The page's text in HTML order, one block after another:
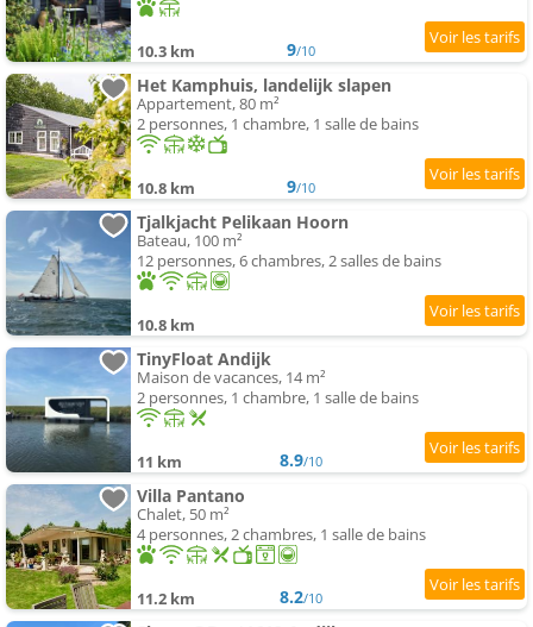
10.3 km 9/10
Het Kamphuis, landelijk slapen
Appartement, 80 m²
2 personnes, 1 chambre, 1 salle de bains
10.8 km 9/10
Tjalkjacht Pelikaan Hoorn
Bateau, 100 m²
12 personnes, 6 chambres, 2 salles de bains
10.8 km
TinyFloat Andijk
Maison de vacances, 14 m²
2 personnes, 1 chambre, 1 salle de bains
11 km 8.9/10
Villa Pantano
Chalet, 50 m²
4 personnes, 2 chambres, 1 salle de bains
11.2 km 8.2/10